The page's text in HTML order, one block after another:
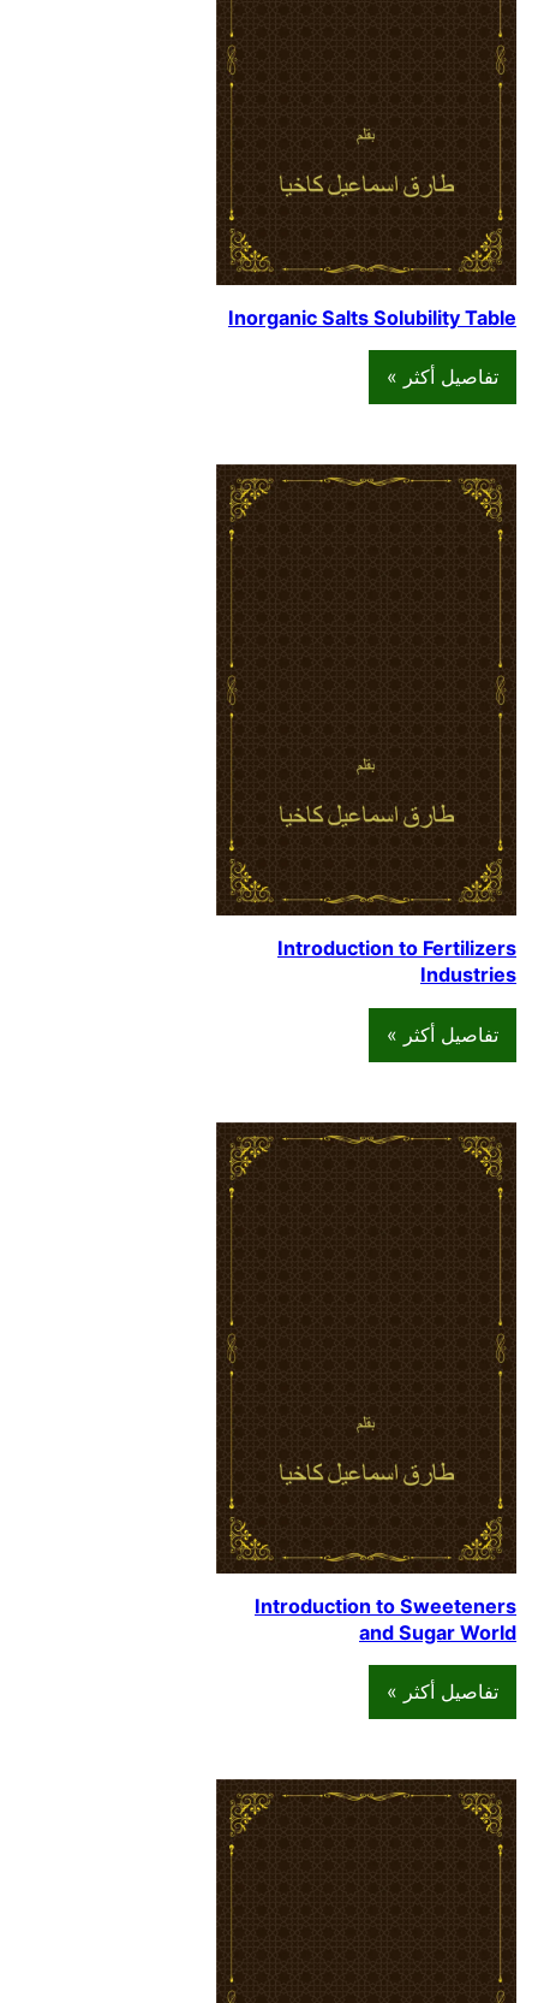
Inorganic Salts Solubility Table
تفاصيل أكثر »
Introduction to Fertilizers
Industries
تفاصيل أكثر »
Introduction to Sweeteners
and Sugar World
تفاصيل أكثر »